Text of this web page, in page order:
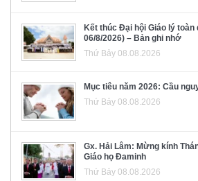
Kết thúc Đại hội Giáo lý toàn
06/8/2026) – Bản ghi nhớ
Thứ Bảy 08.08.2026
Mục tiêu năm 2026: Cầu
Thứ Bảy 08.08.2026
Gx. Hải Lâm: Mừng kính
Giáo họ Đaminh
Thứ Bảy 08.08.2026